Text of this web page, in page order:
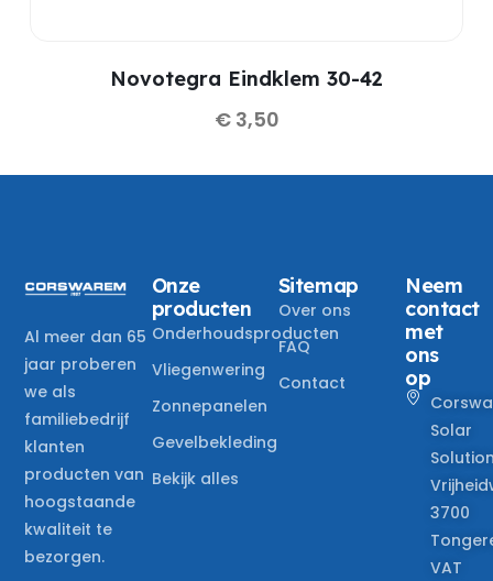
Novotegra Eindklem 30-42
€3,50
Al meer dan 65
jaar proberen
we als
familiebedrijf
klanten
producten van
hoogstaande
kwaliteit te
bezorgen.
Onze
producten
Onderhoudsproducten
Vliegenwering
Zonnepanelen
Gevelbekleding
Bekijk alles
Sitemap
Over ons
FAQ
Contact
Neem
contact
met
ons
op
Solar
3700
VAT